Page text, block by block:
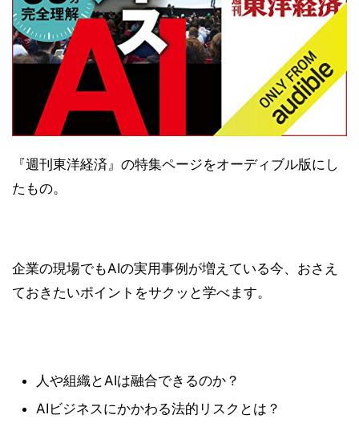
『週刊東洋経済』の特集ページをオーディブル版にし
たもの。
企業の現場でもAIの実用事例が増えている今、おさえ
ておきたいポイントをサクッと学べます。
人や組織とAIは融合できるのか？
AIビジネスにかかわる法的リスクとは？